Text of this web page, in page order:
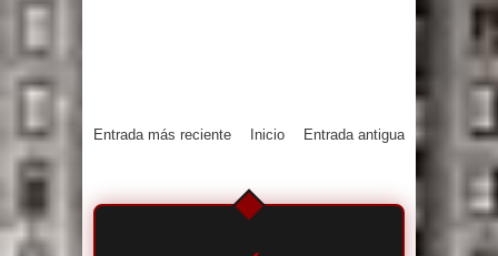
Entrada más reciente Entrada antigua
Inicio